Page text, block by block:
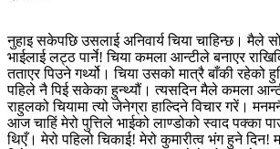
नुहाइ सकेपछि उसलाई अनिवार्य चिया चाहिन्छ। मैले
भाईलाई लट्ठ पार्ने! चिया कमला आन्टीले बनाएर
तताएर पिउने गर्थ्यो। चिया उसको मात्रै बाँकी रहेको
पहिले नै पिई सकेका हुन्थ्यौं। त्यसदिन मैले कमला
राहुलको चियामा त्यो जेनेग्रा हाल्दिने विचार गरें।
आज चाहिं मेरो पुत्तिले भाईको लाण्डोको स्वाद पक्का
थिएँ। मेरो पहिलो चिकाई! मेरो कुमारीत्व भंग हुने दिन!